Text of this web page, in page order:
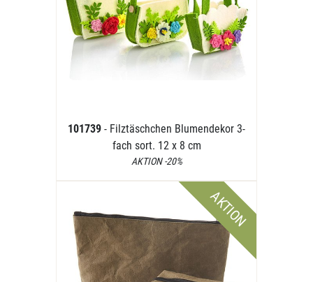
101739 - Filztäschchen Blumendekor 3-
fach sort. 12 x 8 cm
AKTION -20%
AKTION